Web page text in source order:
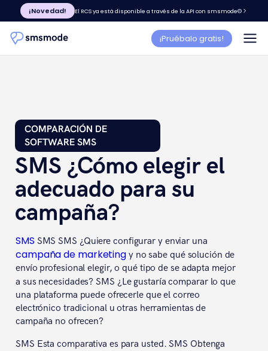
¡Novedad! El RCS ya está disponible a través de la API con smsmode©
¡Pruébalo gratis!
COMPARACIÓN DE
SOFTWARE SMS
SMS ¿Cómo elegir el
adecuado para su
campaña?
SMS SMS SMS ¿Quiere configurar y enviar una
campaña de marketing y no sabe qué solución de
envío profesional elegir, o qué tipo de se adapta mejor
a sus necesidades?SMS ¿Le gustaría comparar lo que
una plataforma puede ofrecerle que el correo
electrónico tradicional u otras herramientas de
campaña no ofrecen?
SMS Esta comparativa es para usted. SMS Obtenga